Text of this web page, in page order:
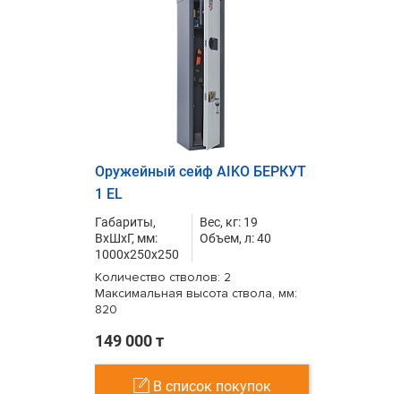
Оружейный сейф AIKO БЕРКУТ
1 EL
Габариты,
ВxШxГ, мм:
1000x250x250
Вес, кг: 19
Объем, л: 40
Количество стволов: 2
Максимальная высота ствола, мм:
820
149 000 т
В список покупок